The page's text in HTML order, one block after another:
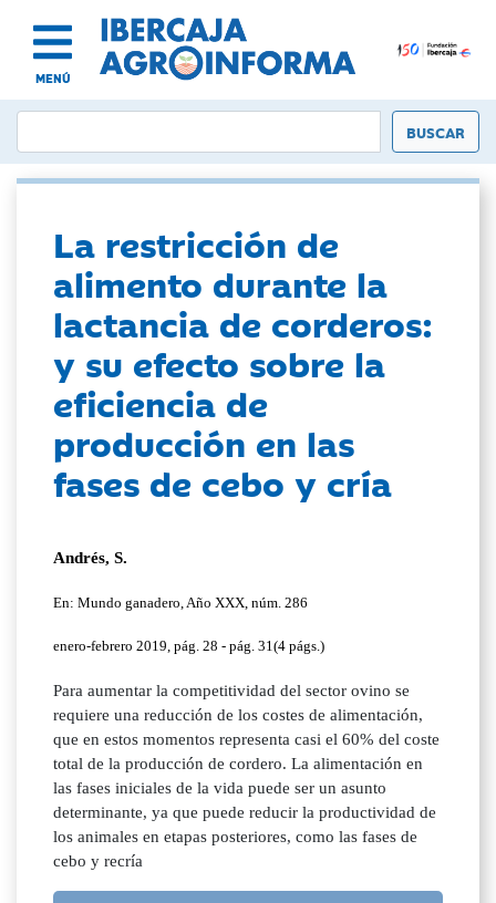
MENÚ
La restricción de
alimento durante la
lactancia de corderos:
y su efecto sobre la
eficiencia de
producción en las
fases de cebo y cría
Andrés, S.
En: Mundo ganadero, Año XXX, núm. 286
enero-febrero 2019, pág. 28 - pág. 31(4 págs.)
Para aumentar la competitividad del sector ovino se
requiere una reducción de los costes de alimentación,
que en estos momentos representa casi el 60% del coste
total de la producción de cordero. La alimentación en
las fases iniciales de la vida puede ser un asunto
determinante, ya que puede reducir la productividad de
los animales en etapas posteriores, como las fases de
cebo y recría